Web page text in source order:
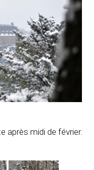
après midi de février.